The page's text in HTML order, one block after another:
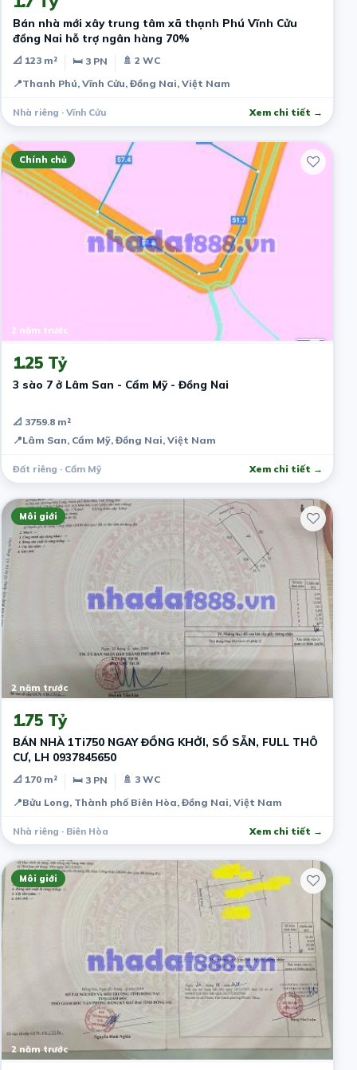
Bán nhà mới xây trung tâm xã thạnh Phú Vĩnh Cửu
đồng Nai hỗ trợ ngân hàng 70%
📐 123 m² 🛏 3 PN
🚿 2 WC
📍Thanh Phú, Vĩnh Cửu, Đồng Nai, Việt Nam
Nhà riêng · Vĩnh Cửu Xem chi tiết →
Chính chủ
2 năm trước
1.25 Tỷ
3 sào 7 ở Lâm San - Cẩm Mỹ - Đồng Nai
📐 3759.8 m²
📍Lâm San, Cẩm Mỹ, Đồng Nai, Việt Nam
Đất riêng · Cẩm Mỹ Xem chi tiết →
Môi giới
2 năm trước
1.75 Tỷ
BÁN NHÀ 1Ti750 NGAY ĐỒNG KHỞI, SỔ SẴN, FULL THÔ
CƯ, LH 0937845650
📐 170 m² 🛏 3 PN
🚿 3 WC
📍Bửu Long, Thành phố Biên Hòa, Đồng Nai, Việt Nam
Nhà riêng · Biên Hòa Xem chi tiết →
Môi giới
2 năm trước